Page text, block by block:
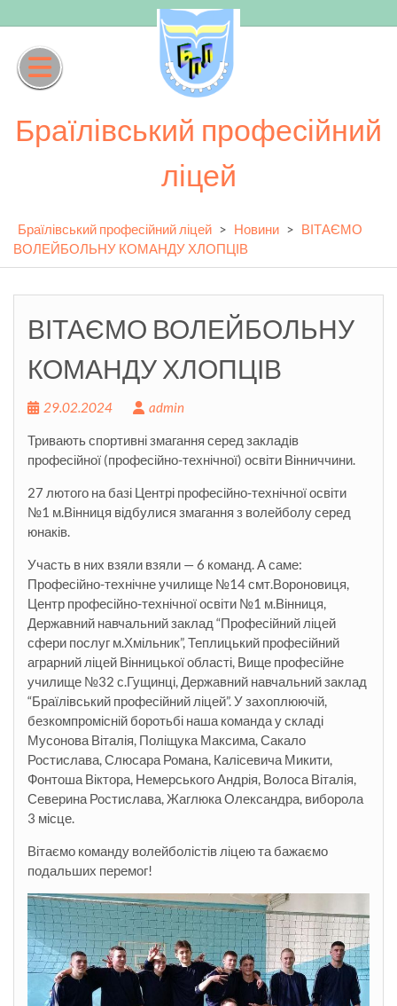
to
content
Браїлівський професійний
ліцей
Браїлівський професійний ліцей > Новини > ВІТАЄМО
ВОЛЕЙБОЛЬНУ КОМАНДУ ХЛОПЦІВ
ВІТАЄМО ВОЛЕЙБОЛЬНУ
КОМАНДУ ХЛОПЦІВ
29.02.2024 admin
Тривають спортивні змагання серед закладів
професійної (професійно-технічної) освіти Вінниччини.
27 лютого на базі Центрі професійно-технічної освіти
№1 м.Вінниця відбулися змагання з волейболу серед
юнаків.
Участь в них взяли взяли — 6 команд. А саме:
Професійно-технічне училище №14 смт.Вороновиця,
Центр професійно-технічної освіти №1 м.Вінниця,
Державний навчальний заклад “Професійний ліцей
сфери послуг м.Хмільник”,Теплицький професійний
аграрний ліцей Вінницької області, Вище професійне
училище №32 с.Гущинці, Державний навчальний заклад
“Браїлівський професійний ліцей”. У захоплюючій,
безкомпромісній боротьбі наша команда у складі
Мусонова Віталія, Поліщука Максима, Сакало
Ростислава, Слюсара Романа, Калісевича Микити,
Фонтоша Віктора, Немерського Андрія, Волоса Віталія,
Северина Ростислава, Жаглюка Олександра, виборола
3 місце.
Вітаємо команду волейболістів ліцею та бажаємо
подальших перемог!